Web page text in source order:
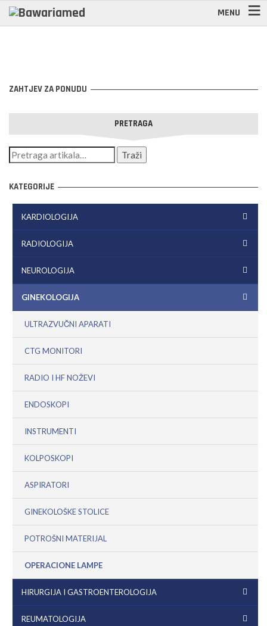
MENU
ZAHTJEV ZA PONUDU
PRETRAGA
KATEGORIJE
KARDIOLOGIJA
RADIOLOGIJA
NEUROLOGIJA
GINEKOLOGIJA
ULTRAZVUČNI APARATI
CTG MONITORI
RADIO I HF NOŽEVI
ENDOSKOPI
INSTRUMENTI
KOLPOSKOPI
ASPIRATORI
GINEKOLOŠKE STOLICE
POTROŠNI MATERIJAL
OPERACIONE LAMPE
HIRURGIJA I GASTROENTEROLOGIJA
REUMATOLOGIJA